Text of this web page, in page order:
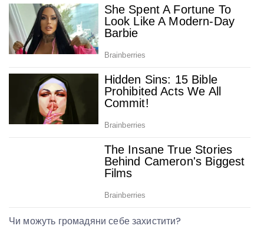
Чи можуть громадяни себе захистити?